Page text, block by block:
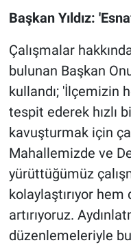
Başkan Yıldız:
Çalışmalar
bulunan Başkan
kullandı; 'İlçemizin
tespit ederek hızlı
kavuşturmak için
Mahallemizde ve
yürüttüğümüz
kolaylaştırıyor
artırıyoruz.
düzenlemeleriyle